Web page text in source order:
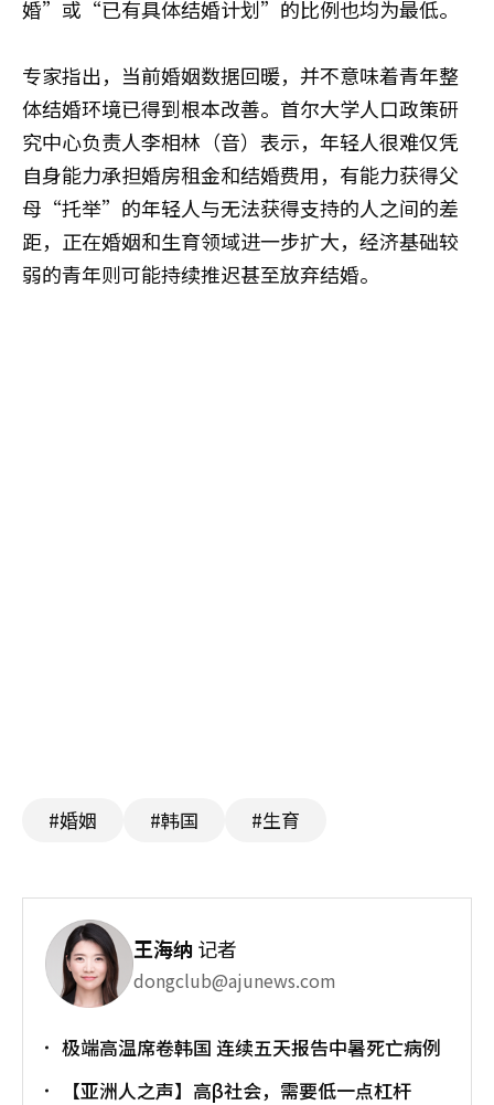
婚”或“已有具体结婚计划”的比例也均为最低。
专家指出，当前婚姻数据回暖，并不意味着青年整
体结婚环境已得到根本改善。首尔大学人口政策研
究中心负责人李相林（音）表示，年轻人很难仅凭
自身能力承担婚房租金和结婚费用，有能力获得父
母“托举”的年轻人与无法获得支持的人之间的差
距，正在婚姻和生育领域进一步扩大，经济基础较
弱的青年则可能持续推迟甚至放弃结婚。
#婚姻 #韩国 #生育
王海纳 记者
dongclub@ajunews.com
极端高温席卷韩国 连续五天报告中暑死亡病例
【亚洲人之声】高β社会，需要低一点杠杆